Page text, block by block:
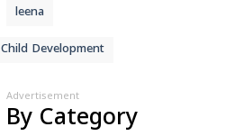
leena
Development
Advertisement
By Category